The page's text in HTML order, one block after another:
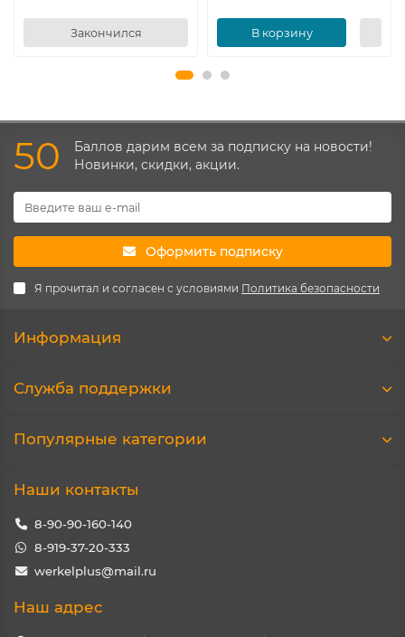
Закончился В корзину
50
Баллов дарим всем за подписку на новости!
Новинки, скидки, акции.
Оформить подписку
Я прочитал и согласен с условиями Политика безопасности
Информация
Служба поддержки
Популярные категории
Наши контакты
8-90-90-160-140
8-919-37-20-333
werkelplus@mail.ru
Наш адрес